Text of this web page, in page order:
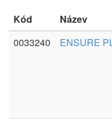
Kód Název
0033240
ENSURE